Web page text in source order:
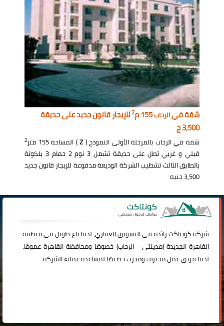
شقة فيالرحاب155 م 2للإيجار قانون جديد على حديقة
3,500 ج
شقة في الرحاب بالمرحلة الأولى النموذج ( Z) المساحة 155 متر 2
قبلي و غربي تطل على حديقة تشمل 3 نوم 2 حمام 3 بلكونة
بالطابق الثالث تشطيب الشركة الوديعة مدفوعة للإيجار قانون جديد
3,500 جنيه
شركةكونتاكترائدة فى التسويق العقاري، لدينا باع طويل فى منطقة
القاهرة الجديدة (مدينتي -الرحاب) خصوصًا ومحافظة القاهرة عمومًا.
لدينا فريق عمل محترف ومدرب خصيصًا لمساعدة عملاء الشركة